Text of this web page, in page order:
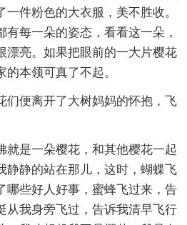
件粉色的大衣服，美不胜收。
每一朵的姿态，看看这一朵，
漂亮。如果把眼前的一大片樱花
本领可真了不起。
们便离开了大树妈妈的怀抱，飞
就是一朵樱花，和其他樱花一起
静静的站在那儿，这时，蝴蝶飞
哪些好人好事，蜜蜂飞过来，告
从我身旁飞过，告诉我清早飞行